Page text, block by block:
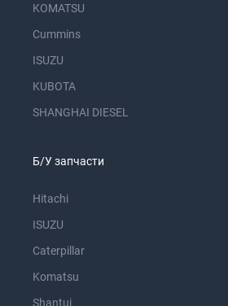
KOMATSU
Cummins
ISUZU
KUBOTA
SHANGHAI DIESEL
Б/У запчасти
Hitachi
ISUZU
Caterpillar
Komatsu
Shantui